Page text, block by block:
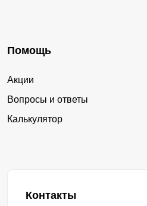
Помощь
Акции
Вопросы и ответы
Калькулятор
Контакты